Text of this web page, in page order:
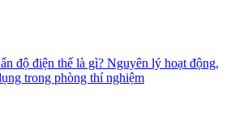
độ điện thế là gì? Nguyên lý hoạt động,
trong phòng thí nghiệm